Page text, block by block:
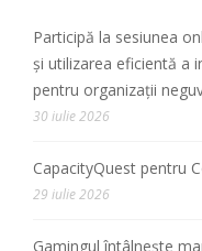
Participă la sesiunea
și utilizarea eficientă a
pentru organizații
30 iulie 2026
CapacityQuest pentru
29 iulie 2026
Gamingul întâlnește